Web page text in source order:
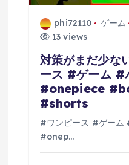
phi72110 ゲーム
13 views
対策がまだ少な
ース #ゲーム
#onepiece
#shorts
#ワンピース #ゲー
#onep…